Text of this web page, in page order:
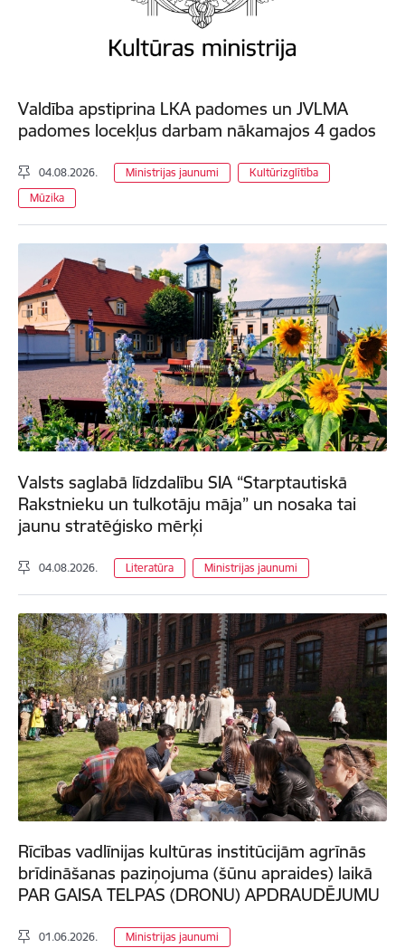
Valdība apstiprina LKA padomes un JVLMA
padomes locekļus darbam nākamajos 4 gados
04.08.2026. Ministrijas jaunumi
Kultūrizglītība
Mūzika
Valsts saglabā līdzdalību SIA “Starptautiskā
Rakstnieku un tulkotāju māja” un nosaka tai
jaunu stratēģisko mērķi
04.08.2026. Literatūra Ministrijas jaunumi
Rīcības vadlīnijas kultūras institūcijām agrīnās
brīdināšanas paziņojuma (šūnu apraides) laikā
PAR GAISA TELPAS (DRONU) APDRAUDĒJUMU
01.06.2026. Ministrijas jaunumi